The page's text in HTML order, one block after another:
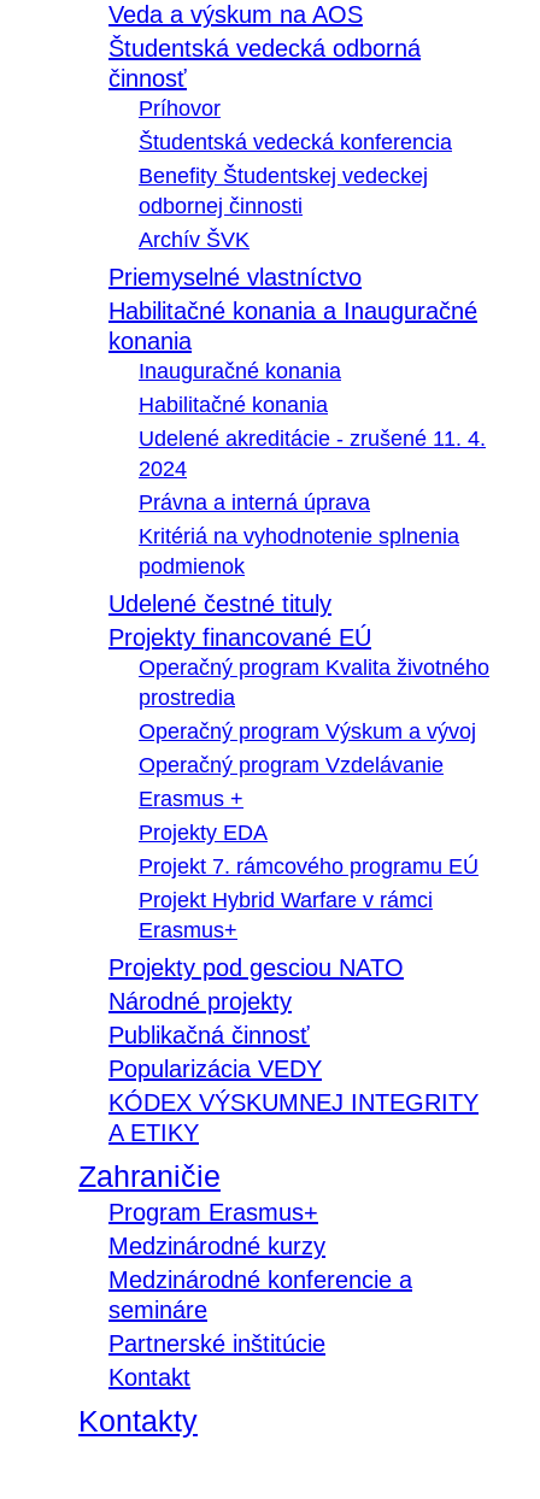
Veda a výskum na AOS
Študentská vedecká odborná
činnosť
Príhovor
Študentská vedecká konferencia
Benefity Študentskej vedeckej
odbornej činnosti
Archív ŠVK
Priemyselné vlastníctvo
Habilitačné konania a Inauguračné
konania
Inauguračné konania
Habilitačné konania
Udelené akreditácie - zrušené 11. 4.
2024
Právna a interná úprava
Kritériá na vyhodnotenie splnenia
podmienok
Udelené čestné tituly
Projekty financované EÚ
Operačný program Kvalita životného
prostredia
Operačný program Výskum a vývoj
Operačný program Vzdelávanie
Erasmus +
Projekty EDA
Projekt 7. rámcového programu EÚ
Projekt Hybrid Warfare v rámci
Erasmus+
Projekty pod gesciou NATO
Národné projekty
Publikačná činnosť
Popularizácia VEDY
KÓDEX VÝSKUMNEJ INTEGRITY
A ETIKY
Zahraničie
Program Erasmus+
Medzinárodné kurzy
Medzinárodné konferencie a
semináre
Partnerské inštitúcie
Kontakt
Kontakty